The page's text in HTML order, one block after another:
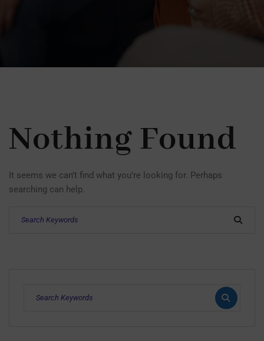
Nothing Found
It seems we can’t find what you’re looking for. Perhaps
searching can help.